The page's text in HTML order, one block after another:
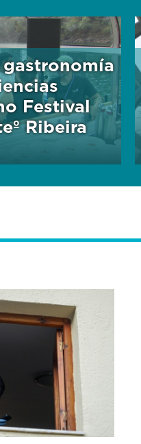
Festival
Ribeira